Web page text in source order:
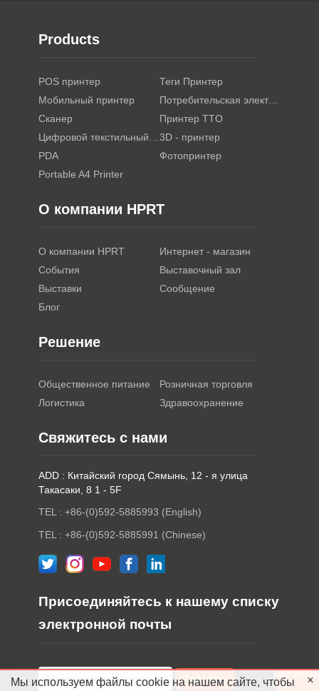
Products
POS принтер
Теги Принтер
Мобильный принтер
Потребительская электроника
Сканер
Принтер TTO
Цифровой текстильный принтер3D - принтер
PDA
Фотопринтер
Portable A4 Printer
О компании HPRT
О компании HPRT
Интернет - магазин
События
Выставочный зал
Выставки
Сообщение
Блог
Решение
Общественное питание
Розничная торговля
Логистика
Здравоохранение
Свяжитесь с нами
ADD : Китайский город Сямынь, 12 - я улица
Такасаки, 8 1 - 5F
TEL : +86-(0)592-5885993 (English)
TEL : +86-(0)592-5885991 (Chinese)
Присоединяйтесь к нашему списку
электронной почты
лица
Мы используем файлы cookie на нашем сайте, чтобы